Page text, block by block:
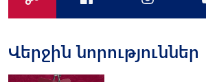
Վերջին նորություններ